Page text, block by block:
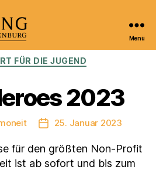
Menü
Kategorien
FÜR DIE JUGEND
2023
Veröffentlichungsdatum
25. Januar 2023
für den größten Non-Profit
ist ab sofort und bis zum